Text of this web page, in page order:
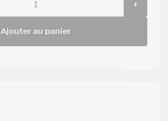
+
Ajouter au panier